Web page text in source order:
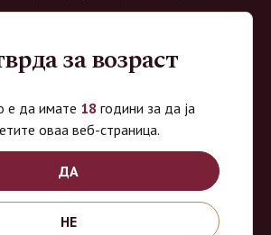
Маркет:
од 9 до 18ч
за возраст
е да имате 18 години за да ја
оваа веб-страница.
ДА
НЕ